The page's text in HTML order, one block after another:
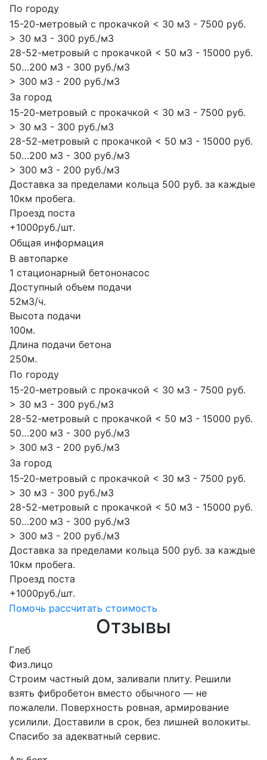
По городу
15-20-метровый с прокачкой < 30 м3 - 7500 руб.
> 30 м3 - 300 руб./м3
28-52-метровый с прокачкой < 50 м3 - 15000 руб.
50…200 м3 - 300 руб./м3
> 300 м3 - 200 руб./м3
За город
15-20-метровый с прокачкой < 30 м3 - 7500 руб.
> 30 м3 - 300 руб./м3
28-52-метровый с прокачкой < 50 м3 - 15000 руб.
50…200 м3 - 300 руб./м3
> 300 м3 - 200 руб./м3
Доставка за пределами кольца 500 руб. за каждые
10км пробега.
Проезд поста
+1000руб./шт.
Общая информация
В автопарке
1 стационарный бетононасос
Доступный объем подачи
52м3/ч.
Высота подачи
100м.
Длина подачи бетона
250м.
По городу
15-20-метровый с прокачкой < 30 м3 - 7500 руб.
> 30 м3 - 300 руб./м3
28-52-метровый с прокачкой < 50 м3 - 15000 руб.
50…200 м3 - 300 руб./м3
> 300 м3 - 200 руб./м3
За город
15-20-метровый с прокачкой < 30 м3 - 7500 руб.
> 30 м3 - 300 руб./м3
28-52-метровый с прокачкой < 50 м3 - 15000 руб.
50…200 м3 - 300 руб./м3
> 300 м3 - 200 руб./м3
Доставка за пределами кольца 500 руб. за каждые
10км пробега.
Проезд поста
+1000руб./шт.
Помочь рассчитать стоимость
Отзывы
Глеб
Физ.лицо
Строим частный дом, заливали плиту. Решили
взять фибробетон вместо обычного — не
пожалели. Поверхность ровная, армирование
усилили. Доставили в срок, без лишней волокиты.
Спасибо за адекватный сервис.